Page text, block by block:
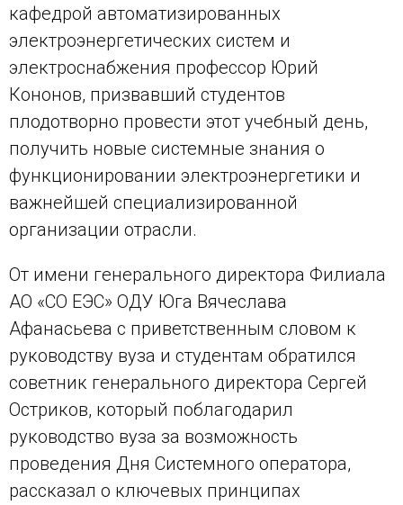
кафедрой автоматизированных
электроэнергетических систем и
электроснабжения профессор Юрий
Кононов, призвавший студентов
плодотворно провести этот учебный день,
получить новые системные знания о
функционировании электроэнергетики и
важнейшей специализированной
организации отрасли.
От имени генерального директора Филиала
АО «СО ЕЭС» ОДУ Юга Вячеслава
Афанасьева с приветственным словом к
руководству вуза и студентам обратился
советник генерального директора Сергей
Остриков, который поблагодарил
руководство вуза за возможность
проведения Дня Системного оператора,
рассказал о ключевых принципах